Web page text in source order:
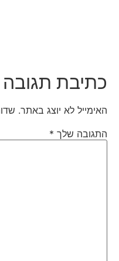
כתיבת תגובה
האימייל לא יוצג באתר. שדות
התגובה שלך*